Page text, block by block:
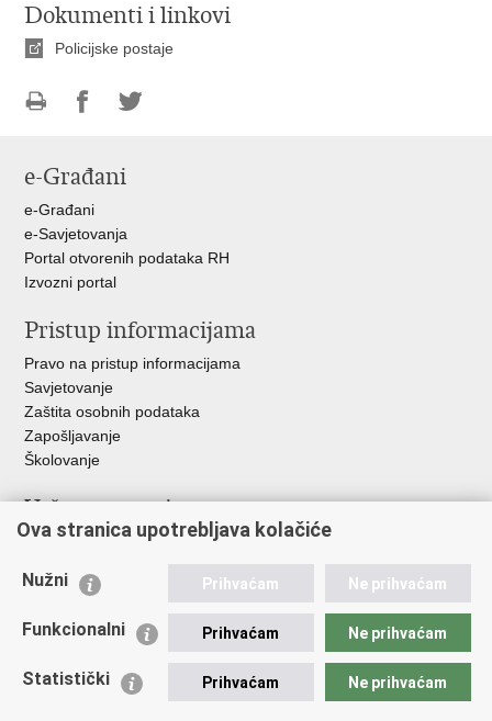
Dokumenti i linkovi
Policijske postaje
FacebookuTwitteru
e-Građani
e-Građani
e-Savjetovanja
Portal otvorenih podataka RH
Izvozni portal
Pristup informacijama
Pravo na pristup informacijama
Savjetovanje
Zaštita osobnih podataka
Zapošljavanje
Školovanje
Važne poveznice
Ministarstvo unutarnjih poslova
Udruge
Policijska akademija
Zaklada policijske solidarnosti
Ova stranica upotrebljava kolačiće
Nužni Prihvaćam Ne prihvaćam
Funkcionalni Prihvaćam Ne prihvaćam
Statistički Prihvaćam Ne prihvaćam